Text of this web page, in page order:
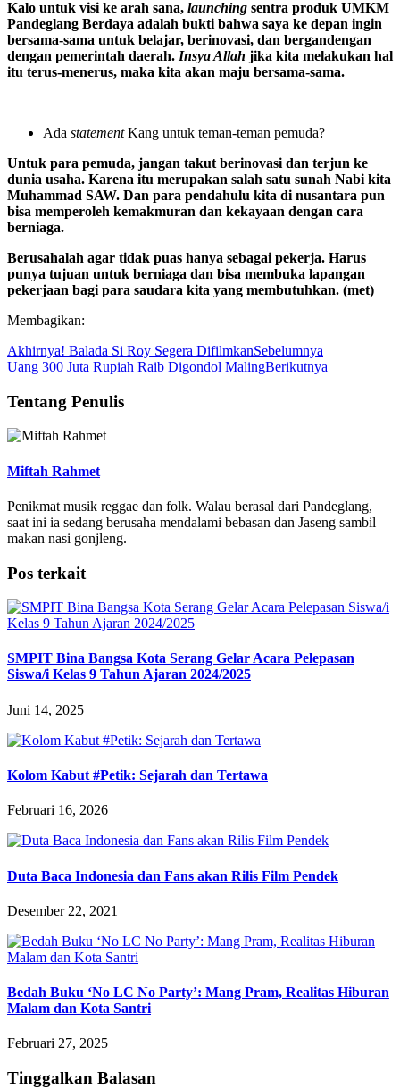
Kalo untuk visi ke arah sana, launching sentra produk UMKM
Pandeglang Berdaya adalah bukti bahwa saya ke depan ingin
bersama-sama untuk belajar, berinovasi, dan bergandengan
dengan pemerintah daerah. Insya Allah jika kita melakukan hal
itu terus-menerus, maka kita akan maju bersama-sama.
Ada statementKang untuk teman-teman pemuda?
Untuk para pemuda, jangan takut berinovasi dan terjun ke
dunia usaha. Karena itu merupakan salah satu sunah Nabi kita
Muhammad SAW. Dan para pendahulu kita di nusantara pun
bisa memperoleh kemakmuran dan kekayaan dengan cara
berniaga.
Berusahalah agar tidak puas hanya sebagai pekerja. Harus
punya tujuan untuk berniaga dan bisa membuka lapangan
pekerjaan bagi para saudara kita yang membutuhkan. (met)
Membagikan:
Akhirnya! Balada Si Roy Segera DifilmkanSebelumnya
Uang 300 Juta Rupiah Raib Digondol MalingBerikutnya
Tentang Penulis
Miftah Rahmet
Penikmat musik reggae dan folk. Walau berasal dari Pandeglang,
saat ini ia sedang berusaha mendalami bebasan dan Jaseng sambil
makan nasi gonjleng.
Pos terkait
SMPIT Bina Bangsa Kota Serang Gelar Acara Pelepasan
Siswa/i Kelas 9 Tahun Ajaran 2024/2025
Juni 14, 2025
Kolom Kabut #Petik: Sejarah dan Tertawa
Februari 16, 2026
Duta Baca Indonesia dan Fans akan Rilis Film Pendek
Desember 22, 2021
Bedah Buku ‘No LC No Party’: Mang Pram, Realitas Hiburan
Malam dan Kota Santri
Februari 27, 2025
Tinggalkan Balasan